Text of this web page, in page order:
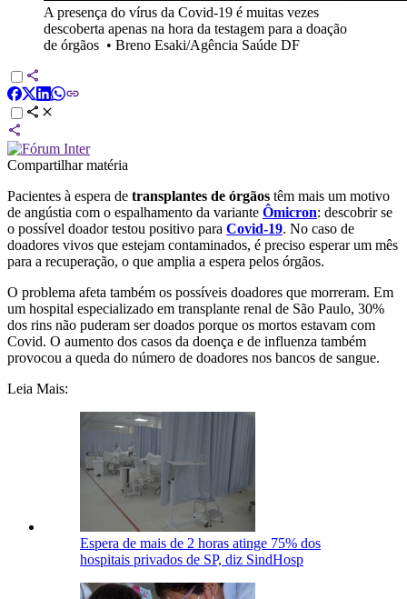
A presença do vírus da Covid-19 é muitas vezes
descoberta apenas na hora da testagem para a doação
de órgãos • Breno Esaki/Agência Saúde DF
Compartilhar matéria
Pacientes à espera de transplantes de órgãos têm mais um motivo
de angústia com o espalhamento da variante Ômicron: descobrir se
o possível doador testou positivo para Covid-19. No caso de
doadores vivos que estejam contaminados, é preciso esperar um mês
para a recuperação, o que amplia a espera pelos órgãos.
O problema afeta também os possíveis doadores que morreram. Em
um hospital especializado em transplante renal de São Paulo, 30%
dos rins não puderam ser doados porque os mortos estavam com
Covid. O aumento dos casos da doença e de influenza também
provocou a queda do número de doadores nos bancos de sangue.
Leia Mais:
Espera de mais de 2 horas atinge 75% dos
hospitais privados de SP, diz SindHosp